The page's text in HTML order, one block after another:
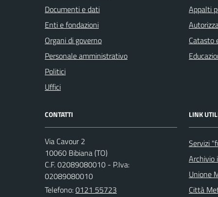
Documenti e dati
Enti e fondazioni
Organi di governo
Personale amministrativo
Politici
Uffici
Appalti
Catasto
CONTATTI
Via Cavour 2
10060 Bibiana (TO)
C.F. 02089080010 - P.Iva:
02089080010
Telefono:0121 55723
LINK
Servizi
Archivio
Unione
Città